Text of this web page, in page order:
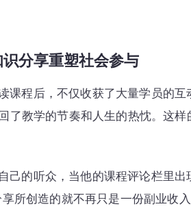
识分享重塑社会参与
课程后，不仅收获了大量学员的互
了教学的节奏和人生的热忱。这样
己的听众，当他的课程评论栏里出
所创造的就不再只是一份副业收